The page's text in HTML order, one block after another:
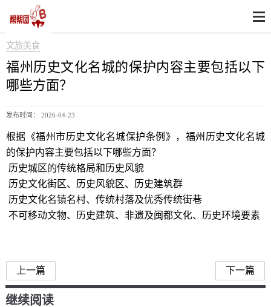
文旅美食
福州历史文化名城的保护内容主要包括以下
哪些方面？
发布时间： 2026-04-23
根据《福州市历史文化名城保护条例》，福州历史文化名城
的保护内容主要包括以下哪些方面？
历史城区的传统格局和历史风貌
历史文化街区、历史风貌区、历史建筑群
历史文化名镇名村、传统村落及优秀传统街巷
不可移动文物、历史建筑、非遗及闽都文化、历史环境要素
上一篇 下一篇
继续阅读